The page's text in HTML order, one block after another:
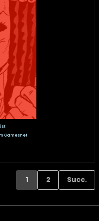
Gamesnet
1 2 Succ.